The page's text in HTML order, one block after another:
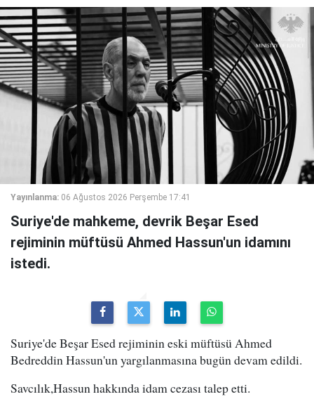
Yayınlanma: 06 Ağustos 2026 Perşembe 17:41
Suriye'de mahkeme, devrik Beşar Esed
rejiminin müftüsü Ahmed Hassun'un idamını
istedi.
Suriye'de Beşar Esed rejiminin eski müftüsü Ahmed
Bedreddin Hassun'un yargılanmasına bugün devam edildi.
Savcılık,Hassun hakkında idam cezası talep etti.